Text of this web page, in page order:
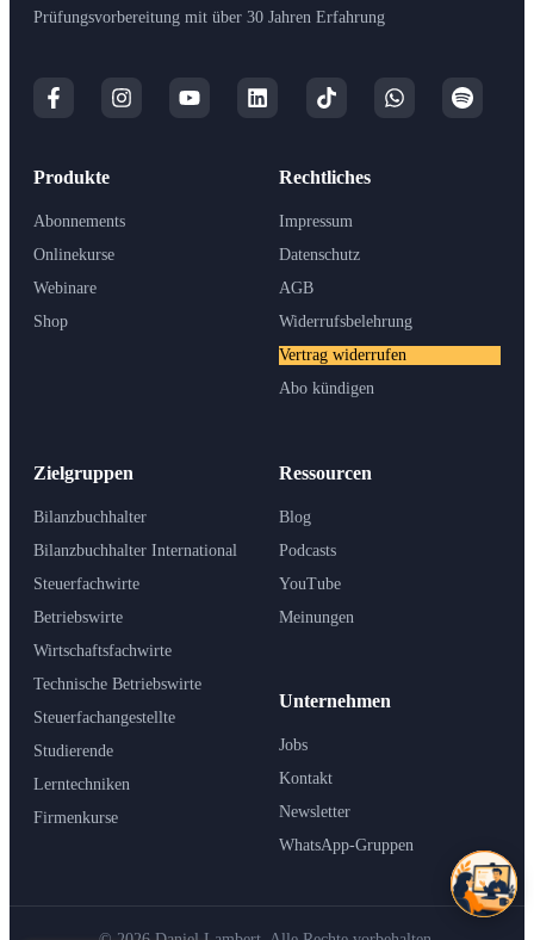
Prüfungsvorbereitung mit über 30 Jahren Erfahrung
Produkte
Abonnements
Onlinekurse
Webinare
Shop
Zielgruppen
Bilanzbuchhalter
Bilanzbuchhalter International
Steuerfachwirte
Betriebswirte
Wirtschaftsfachwirte
Technische Betriebswirte
Steuerfachangestellte
Studierende
Lerntechniken
Firmenkurse
Ressourcen
Blog
Podcasts
YouTube
Meinungen
Unternehmen
Jobs
Kontakt
Newsletter
WhatsApp-Gruppen
Rechtliches
Impressum
Datenschutz
AGB
Widerrufsbelehrung
Vertrag widerrufen
Abo kündigen